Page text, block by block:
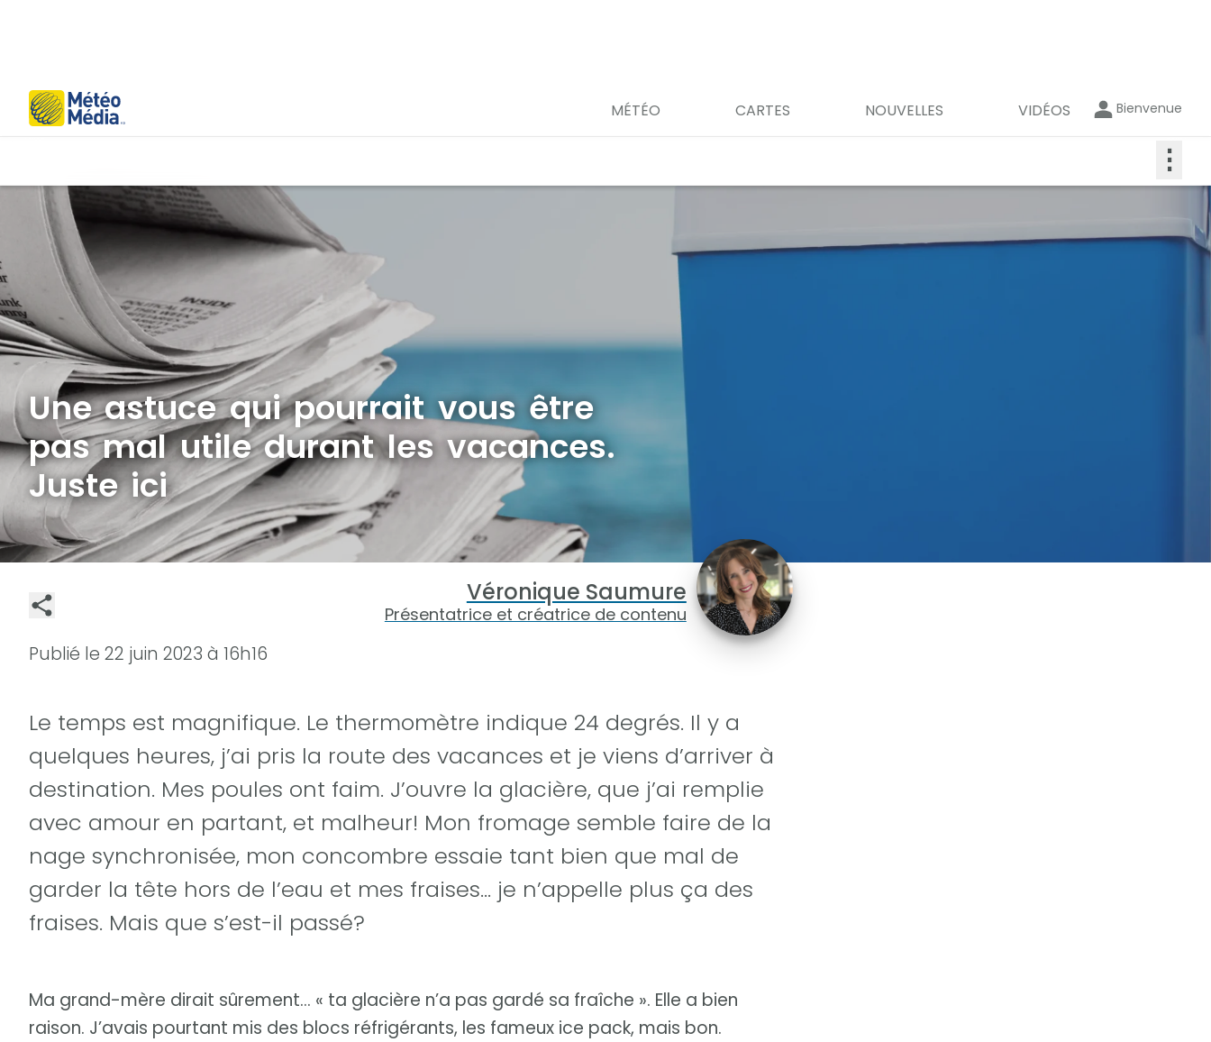
MÉTÉO CARTES NOUVELLES VIDÉOS Bienvenue
⋮
Une astuce qui pourrait vous être
pas mal utile durant les vacances.
Juste ici
Véronique Saumure
Présentatrice et créatrice de contenu
Publié le 22 juin 2023 à 16h16
Le temps est magnifique. Le thermomètre indique 24 degrés. Il y a
quelques heures, j’ai pris la route des vacances et je viens d’arriver à
destination. Mes poules ont faim. J’ouvre la glacière, que j’ai remplie
avec amour en partant, et malheur! Mon fromage semble faire de la
nage synchronisée, mon concombre essaie tant bien que mal de
garder la tête hors de l’eau et mes fraises… je n’appelle plus ça des
fraises. Mais que s’est-il passé?
Ma grand-mère dirait sûrement… « ta glacière n’a pas gardé sa fraîche ». Elle a bien
raison. J’avais pourtant mis des blocs réfrigérants, les fameux ice pack, mais bon.